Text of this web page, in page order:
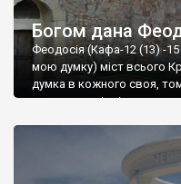
Богом дана
Феодосія (Кафа-12 (13) -15
мою думку) міст всього
думка в кожного своя,
запрошую відвідати це